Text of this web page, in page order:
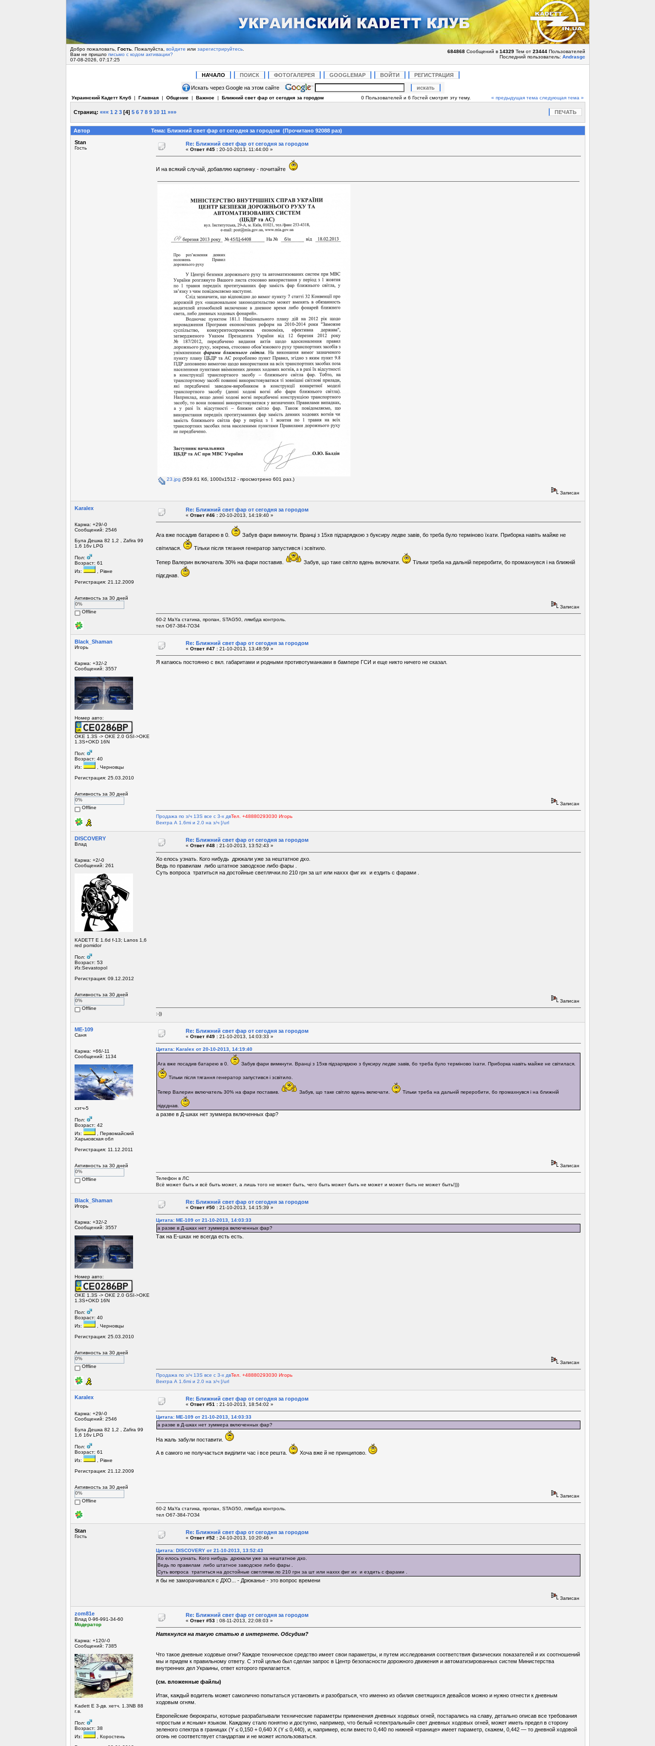
Добро пожаловать, Гость. Пожалуйста, войдите или зарегистрируйтесь.
Вам не пришло письмо с кодом активации?
07-08-2026, 07:17:25
684868Сообщений в 14329Тем от 23444Пользователей
Последний пользователь: Andrasgc
НАЧАЛО ПОИСК ФОТОГАЛЕРЕЯ GOOGLEMAP ВОЙТИ РЕГИСТРАЦИЯ
Искать через Google на этом сайте
Украинский Кадетт Клуб| Главная| Общение| Важное| Ближний свет фар от сегодня за городом 0 Пользователей и 6 Гостей смотрят эту тему. « предыдущая тема следующая тема »
Страниц: ««« 1 2 3[4] 5 6 7 8 9 10 11 »»» ПЕЧАТЬ
Автор
Тема: Ближний свет фар от сегодня за городом (Прочитано 92088 раз)
Stan
Гость
Re: Ближний свет фар от сегодня за городом
« Ответ #45 :20-10-2013, 11:44:00 »
И на всякий случай, добавляю картинку - почитайте
23.jpg (559.61 Кб, 1000x1512 - просмотрено 601 раз.)
Записан
Karalex
Карма: +29/-0
Сообщений: 2546
Була Дешка 82 1,2 , Zafira 99
1,6 16v LPG
Пол:
Возраст: 61
Из:
, Рівне
Регистрация: 21.12.2009
Активность за 30 дней
0%
Offline
Re: Ближний свет фар от сегодня за городом
« Ответ #46 :20-10-2013, 14:19:40 »
Ага вже посадив батарею в 0. Забув фари вимкнути. Вранці з 15хв підзарядкою з буксиру ледве завів, бо треба було терміново їхати. Приборка навіть майже не
світилася. Тільки після тягання генератор запустився і зсвітило.
Тепер Валерин включатель 30% на фари поставив. Забув, що таке світло вдень включати. Тільки треба на дальній переробити, бо промахнувся і на ближній
підєднав.
Записан
60-2 MaYa статика, пропан, STAG50, лямбда контроль.
тел О67-З84-7ОЗ4
Black_Shaman
Игорь
Карма: +32/-2
Сообщений: 3557
Номер авто:
OKE 1.3S -> OKE 2.0 GSI->OKE
1.3S+OKD 16N
Пол:
Возраст: 40
Из:
, Черновцы
Регистрация: 25.03.2010
Активность за 30 дней
0%
Offline
Re: Ближний свет фар от сегодня за городом
« Ответ #47 :21-10-2013, 13:48:59 »
Я катаюсь постоянно с вкл. габаритами и родными противотуманками в бампере ГСИ и еще никто ничего не сказал.
Записан
Продажа по з/ч 13S все с 3-х двТел. +48880293030 Игорь
Вектра А 1.6mi и 2.0 на з/ч [/url
DISCOVERY
Влад
Карма: +2/-0
Сообщений: 261
KADETT E 1.6d f-13; Lanos 1,6
red pomidor
Пол:
Возраст: 53
Из:Sevastopol
Регистрация: 09.12.2012
Активность за 30 дней
0%
Offline
Re: Ближний свет фар от сегодня за городом
« Ответ #48 :21-10-2013, 13:52:43 »
Хо елось узнать. Кого нибудь дрюкали уже за нештатное дхо.
Ведь по правилам либо штатное заводское либо фары .
Суть вопроса тратиться на достойные светлячки.по 210 грн за шт или наххх фиг их и ездить с фарами .
Записан
:-))
МЕ-109
Саня
Карма: +66/-11
Сообщений: 1134
хэтч-5
Пол:
Возраст: 42
Из:
, Первомайский
Харьковская обл
Регистрация: 11.12.2011
Активность за 30 дней
0%
Offline
Re: Ближний свет фар от сегодня за городом
« Ответ #49 :21-10-2013, 14:03:33 »
Цитата: Karalex от 20-10-2013, 14:19:40
Ага вже посадив батарею в 0. Забув фари вимкнути. Вранці з 15хв підзарядкою з буксиру ледве завів, бо треба було терміново їхати. Приборка навіть майже не світилася.
Тільки після тягання генератор запустився і зсвітило.
Тепер Валерин включатель 30% на фари поставив. Забув, що таке світло вдень включати. Тільки треба на дальній переробити, бо промахнувся і на ближній
підєднав.
а разве в Д-шках нет зуммера включенных фар?
Записан
Телефон в ЛС
Всё может быть и всё быть может, а лишь того не может быть, чего быть может быть не может и может быть не может быть!)))
Black_Shaman
Игорь
Карма: +32/-2
Сообщений: 3557
Номер авто:
OKE 1.3S -> OKE 2.0 GSI->OKE
1.3S+OKD 16N
Пол:
Возраст: 40
Из:
, Черновцы
Регистрация: 25.03.2010
Активность за 30 дней
0%
Offline
Re: Ближний свет фар от сегодня за городом
« Ответ #50 :21-10-2013, 14:15:39 »
Цитата: МЕ-109 от 21-10-2013, 14:03:33
а разве в Д-шках нет зуммера включенных фар?
Так на Е-шках не всегда есть есть.
Записан
Продажа по з/ч 13S все с 3-х двТел. +48880293030 Игорь
Вектра А 1.6mi и 2.0 на з/ч [/url
Karalex
Карма: +29/-0
Сообщений: 2546
Була Дешка 82 1,2 , Zafira 99
1,6 16v LPG
Пол:
Возраст: 61
Из:
, Рівне
Регистрация: 21.12.2009
Активность за 30 дней
0%
Offline
Re: Ближний свет фар от сегодня за городом
« Ответ #51 :21-10-2013, 18:54:02 »
Цитата: МЕ-109 от 21-10-2013, 14:03:33
а разве в Д-шках нет зуммера включенных фар?
На жаль забули поставити.
А в самого не получається виділити час і все решта. Хоча вже й не принципово.
Записан
60-2 MaYa статика, пропан, STAG50, лямбда контроль.
тел О67-З84-7ОЗ4
Stan
Гость
Re: Ближний свет фар от сегодня за городом
« Ответ #52 :24-10-2013, 10:20:46 »
Цитата: DISCOVERY от 21-10-2013, 13:52:43
Хо елось узнать. Кого нибудь дрюкали уже за нештатное дхо.
Ведь по правилам либо штатное заводское либо фары .
Суть вопроса тратиться на достойные светлячки.по 210 грн за шт или наххх фиг их и ездить с фарами .
я бы не заморачивался с ДХО... - Дрюканье - это вопрос времени
Записан
zom81e
Влад 0-96-991-34-60
Модератор
Карма: +120/-0
Сообщений: 7385
Kadett E 3-дв. хетч. 1.3NB 88
г.в.
Пол:
Возраст: 38
Из:
, Коростень
Re: Ближний свет фар от сегодня за городом
« Ответ #53 :08-11-2013, 22:08:03 »
Наткнулся на такую статью в интернете. Обсудим?
Что такое дневные ходовые огни? Каждое техническое средство имеет свои параметры, и путем исследования соответствия физических показателей и их соотношений
мы и придем к правильному ответу. С этой целью был сделан запрос в Центр безопасности дорожного движения и автоматизированных систем Министерства
внутренних дел Украины, ответ которого прилагается.
(см. вложенные файлы)
Итак, каждый водитель может самолично попытаться установить и разобраться, что именно из обилия светящихся девайсов можно и нужно отнести к дневным
ходовым огням.
Европейские бюрократы, которые разрабатывали технические параметры применения дневных ходовых огней, постарались на славу, детально описав все требования
«простым и ясным» языком. Каждому стало понятно и доступно, например, что белый «спектральный» свет дневных ходовых огней, может иметь предел в сторону
зеленого спектра в границах (Y ≤ 0,150 + 0,640 Х (Y ≤ 0,440), и, например, если вместо 0,440 по нижней «границе» имеет параметр, скажем, 0,442 — то дневной ходовой
огонь не соответствует стандартам и не может использоваться.